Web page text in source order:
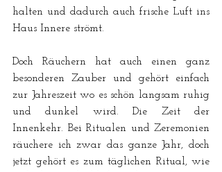
halten und dadurch auch frische Luft ins
Haus Innere strömt.
Doch Räuchern hat auch einen ganz
besonderen Zauber und gehört einfach
zur Jahreszeit wo es schön langsam ruhig
und dunkel wird. Die Zeit der
Innenkehr. Bei Ritualen und Zeremonien
räuchere ich zwar das ganze Jahr, doch
jetzt gehört es zum täglichen Ritual, wie